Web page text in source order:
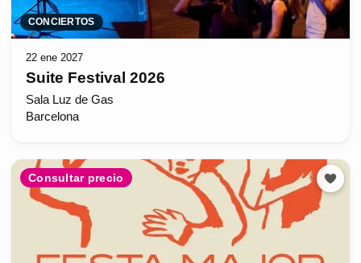
CONCIERTOS
22 ene 2027
Suite Festival 2026
Sala Luz de Gas
Barcelona
Consultar precio